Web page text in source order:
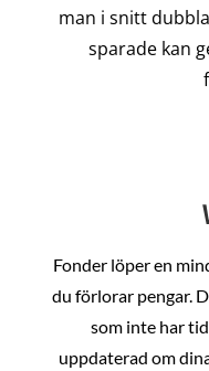
man i snitt
sparade kan
Fonder löper en
du förlorar pengar.
som inte har
uppdaterad om